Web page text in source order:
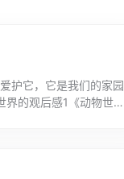
护它，它是我们的家园
界的观后感1《动物世